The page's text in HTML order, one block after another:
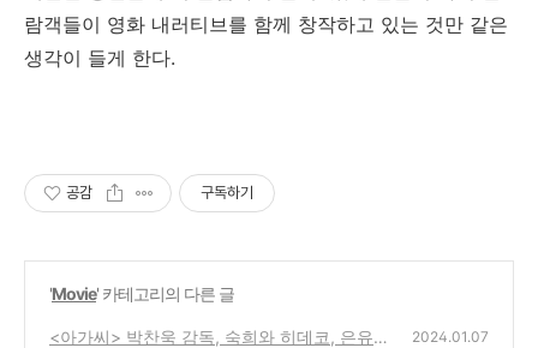
람객들이 영화 내러티브를 함께 창작하고 있는 것만 같은
생각이 들게 한다.
공감 구독하기
'Movie' 카테고리의 다른 글
<아가씨> 박찬욱 감독, 숙희와 히데코, 은유와
2024.01.07